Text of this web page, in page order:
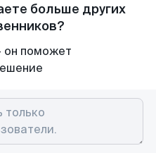
больше других
он поможет